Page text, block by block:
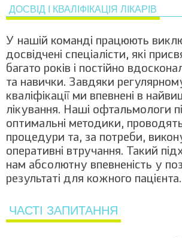
ДОСВІД І КВАЛІФІКАЦІЯ ЛІКАРІВ
У нашій команді працюють
досвідчені спеціалісти, які
багато років і постійно
та навички. Завдяки
кваліфікації ми впевнені в
лікування. Наші офтальмологи
оптимальні методики,
процедури та, за потреби,
оперативні втручання. Такий
нам абсолютну впевненість у
результаті для кожного пацієнта.
ЧАСТІ ЗАПИТАННЯ